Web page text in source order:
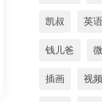
凯叔 英语
钱儿爸
插画 视